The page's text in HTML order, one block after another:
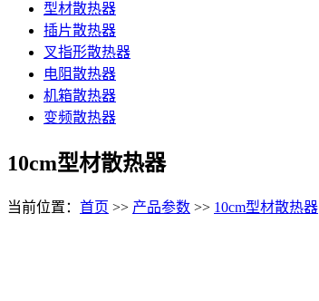
型材散热器
插片散热器
叉指形散热器
电阻散热器
机箱散热器
变频散热器
10cm型材散热器
当前位置： 首页 >> 产品参数 >> 10cm型材散热器